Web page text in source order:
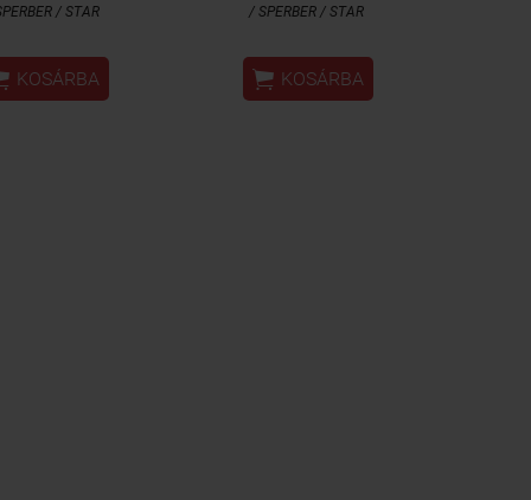
/ STAR
KOSÁRBA
/ SPERBER / STAR
 KOSÁRBA